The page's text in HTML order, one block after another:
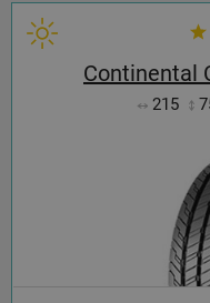
Continental
215